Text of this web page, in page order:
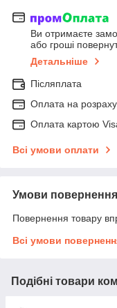
Ви отримаєте
або гроші
Детальніше
Післяплата
Оплата на
Оплата картою
Всі умови оплати
Умови повернення
Повернення товару
Всі умови
Подібні товари